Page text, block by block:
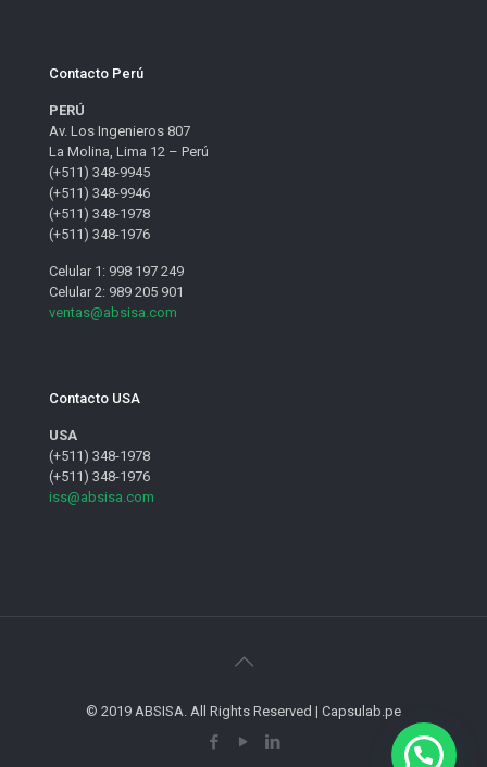
Contacto Perú
PERÚ
Av. Los Ingenieros 807
La Molina, Lima 12 – Perú
(+511) 348-9945
(+511) 348-9946
(+511) 348-1978
(+511) 348-1976
Celular 1: 998 197 249
Celular 2: 989 205 901
ventas@absisa.com
Contacto USA
USA
(+511) 348-1978
(+511) 348-1976
iss@absisa.com
© 2019 ABSISA. All Rights Reserved | Capsulab.pe